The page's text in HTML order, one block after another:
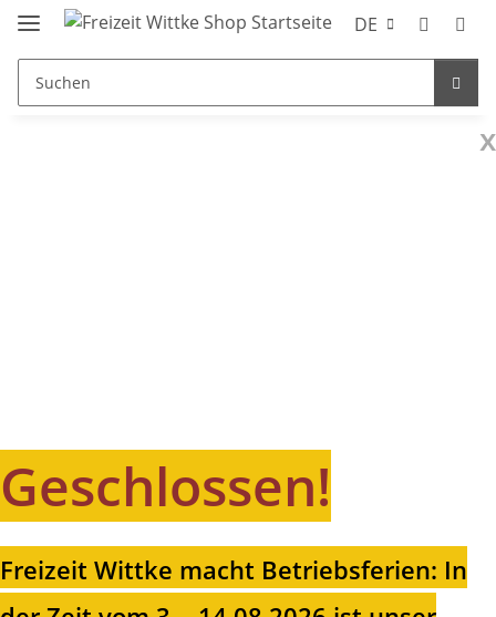
DE
x
Geschlossen!
Freizeit Wittke macht Betriebsferien: In